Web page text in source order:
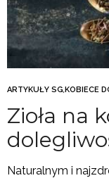
ARTYKUŁY SG,KOBIECE
Zioła na
Naturalnym i